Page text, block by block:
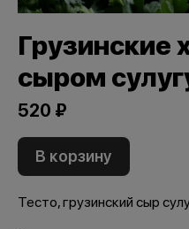
Грузинские
сыром
520 ₽
В корзину
Тесто, грузинский сыр